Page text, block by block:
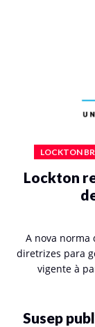
LOCKTON
Lockton
A nova norma
diretrizes para
vigente à
Susep